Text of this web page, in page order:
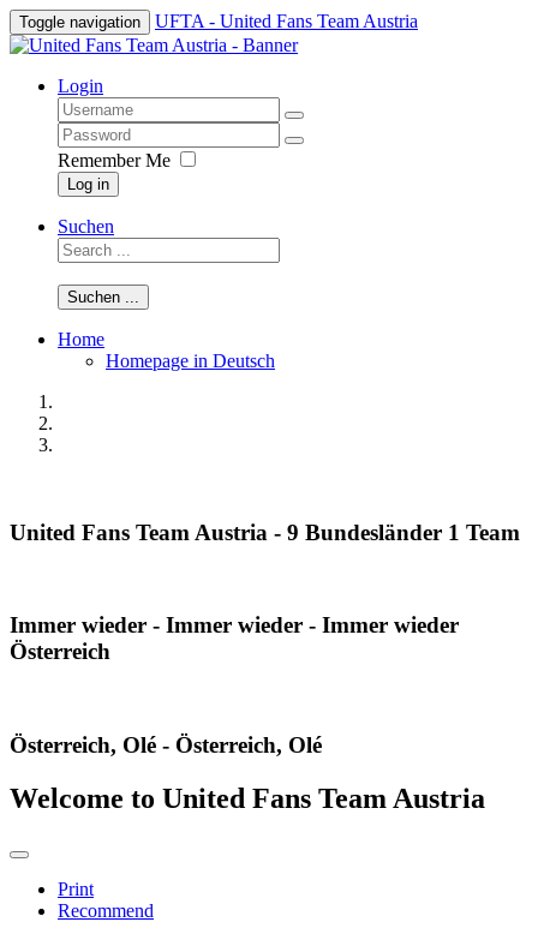
Toggle navigation UFTA - United Fans Team Austria
Login
Remember Me
Log in
Suchen
Suchen ...
Home
Homepage in Deutsch
United Fans Team Austria - 9 Bundesländer 1 Team
Immer wieder - Immer wieder - Immer wieder
Österreich
Österreich, Olé - Österreich, Olé
Welcome to United Fans Team Austria
Print
Recommend